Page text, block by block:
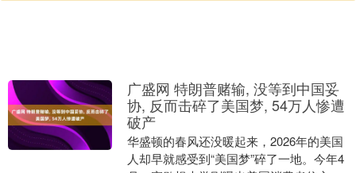
广盛网 特朗普赌输, 没等到中国妥
协, 反而击碎了美国梦, 54万人惨遭
破产
华盛顿的春风还没暖起来，2026年的美国
人却早就感受到“美国梦”碎了一地。今年4